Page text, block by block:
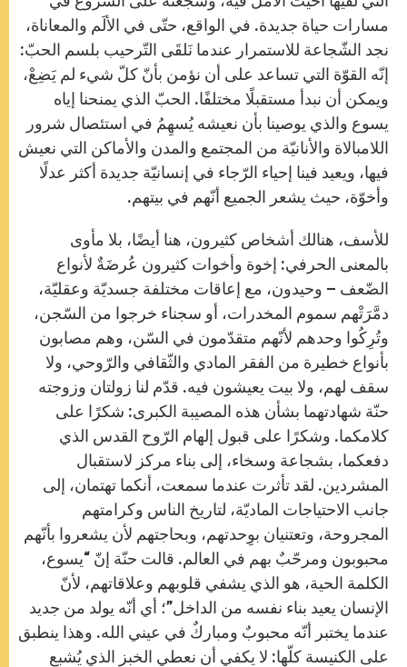
مسارات حياة جديدة. في الواقع، حتّى في الألَم والمعاناة،
نجد الشّجاعة للاستمرار عندما نَلقَى التّرحيب بلسم الحبّ:
إنّه القوّة التي تساعد على أن نؤمن بأنّ كلّ شيء لم يَضِعْ،
ويمكن أن نبدأ مستقبلًا مختلفًا. الحبّ الذي يمنحنا إياه
يسوع والذي يوصينا بأن نعيشه يُسهِمُ في استئصال شرور
اللامبالاة والأنانيّة من المجتمع والمدن والأماكن التي نعيش
فيها، ويعيد فينا إحياء الرّجاء في إنسانيّة جديدة أكثر عدلًا
وأخوّة، حيث يشعر الجميع أنّهم في بيتهم.
للأسف، هنالك أشخاص كثيرون، هنا أيضًا، بلا مأوى
بالمعنى الحرفي: إخوة وأخوات كثيرون عُرضَةٌ لأنواع
الضّعف – وحيدون، مع إعاقات مختلفة جسديّة وعقليّة،
دمَّرَتْهم سموم المخدرات، أو سجناء خرجوا من السّجن،
وتُرِكُوا وحدهم لأنّهم متقدّمون في السّن، وهم مصابون
بأنواع خطيرة من الفقر المادي والثّقافي والرّوحي، ولا
سقف لهم، ولا بيت يعيشون فيه. قدّم لنا زولتان وزوجته
حنّة شهادتهما بشأن هذه المصيبة الكبرى: شكرًا على
كلامكما. وشكرًا على قبول إلهام الرّوح القدس الذي
دفعكما، بشجاعة وسخاء، إلى بناء مركز لاستقبال
المشردين. لقد تأثرت عندما سمعت، أنكما تهتمان، إلى
جانب الاحتياجات الماديّة، لتاريخ الناس وكرامتهم
المجروحة، وتعتنيان بوِحدتهم، وبحاجتهم لأن يشعروا بأنّهم
محبوبون ومرحّبٌ بهم في العالم. قالت حنّة إنّ “يسوع،
الكلمة الحية، هو الذي يشفي قلوبهم وعلاقاتهم، لأنّ
الإنسان يعيد بناء نفسه من الداخل”؛ أي أنّه يولد من جديد
عندما يختبر أنّه محبوبٌ ومباركٌ في عيني الله. وهذا ينطبق
على الكنيسة كلّها: لا يكفي أن نعطي الخبز الذي يُشبع